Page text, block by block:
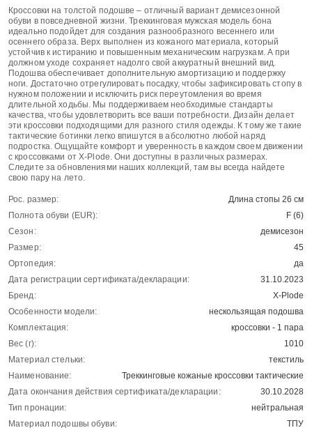
Кроссовки на толстой подошве – отличный вариант демисезонной
обуви в повседневной жизни. Треккинговая мужская модель бона
идеально подойдет для создания разнообразного весеннего или
осеннего образа. Верх выполнен из кожаного материала, который
устойчив к истиранию и повышенным механическим нагрузкам. А при
должном уходе сохраняет надолго свой аккуратный внешний вид.
Подошва обеспечивает дополнительную амортизацию и поддержку
ноги. Достаточно отрегулировать посадку, чтобы зафиксировать стопу в
нужном положении и исключить риск переутомления во время
длительной ходьбы. Мы поддерживаем необходимые стандарты
качества, чтобы удовлетворить все ваши потребности. Дизайн делает
эти кроссовки подходящими для разного стиля одежды. К тому же такие
тактические ботинки легко впишутся в абсолютно любой наряд
подростка. Ощущайте комфорт и уверенность в каждом своем движении
с кроссовками от X-Plode. Они доступны в различных размерах.
Следите за обновлениями наших коллекций, там вы всегда найдете
свою пару на лето.
Рос. размер:
Длина стопы 26 см
Полнота обуви (EUR):
F (6)
Сезон:
демисезон
Размер:
45
Ортопедия:
да
Дата регистрации сертификата/декларации:
31.10.2023
Бренд:
X-Plode
Особенности модели:
нескользящая подошва
Комплектация:
кроссовки - 1 пара
Вес (г):
1010
Материал стельки:
текстиль
Наименование:
Треккинговые кожаные кроссовки тактические
Дата окончания действия сертификата/декларации:
30.10.2028
Тип пронации:
нейтральная
Материал подошвы обуви:
ТПУ